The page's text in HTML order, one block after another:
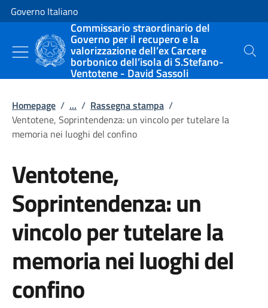
Vai al contenuto
Vai alla navigazione del sito
Governo Italiano
Commissario straordinario del
Governo per il recupero e la
valorizzazione dell’ex Carcere
borbonico dell’isola di S.Stefano-
Ventotene - David Sassoli
Cerca
Homepage / ... / Rassegna stampa /
Ventotene, Soprintendenza: un vincolo per tutelare la
memoria nei luoghi del confino
Ventotene,
Soprintendenza: un
vincolo per tutelare la
memoria nei luoghi del
confino